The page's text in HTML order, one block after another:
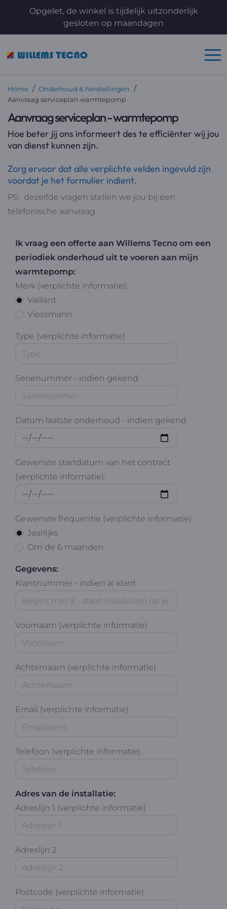
Opgelet, de winkel is tijdelijk uitzonderlijk
gesloten op maandagen
Home / Onderhoud & herstellingen /
Aanvraag serviceplan warmtepomp
Aanvraag serviceplan - warmtepomp
Hoe beter jij ons informeert des te efficiënter wij jou
van dienst kunnen zijn.
Zorg ervoor dat alle verplichte velden ingevuld zijn
voordat je het formulier indient.
PS: dezelfde vragen stellen we jou bij een
telefonische aanvraag.
Ik vraag een offerte aan Willems Tecno om een
periodiek onderhoud uit te voeren aan mijn
warmtepomp:
Vaillant
Viessmann
Merk (verplichte informatie):
Type (verplichte informatie)
Serienummer - indien gekend
Datum laatste onderhoud - indien gekend
Gewenste startdatum van het contract
(verplichte informatie):
Jaarlijks
Om de 6 maanden
Gewenste frequentie (verplichte informatie):
Gegevens:
Klantnummer - indien al klant
Voornaam (verplichte informatie)
Achternaam (verplichte informatie)
Email (verplichte informatie)
Telefoon (verplichte informatie)
Adres van de installatie:
Adreslijn 1 (verplichte informatie)
Adreslijn 2
Postcode (verplichte informatie)